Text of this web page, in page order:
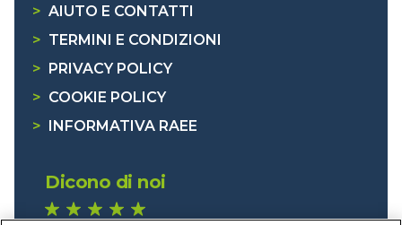
> AIUTO E CONTATTI
> TERMINI E CONDIZIONI
>
PRIVACY POLICY
> COOKIE POLICY
>
INFORMATIVA RAEE
Dicono di noi